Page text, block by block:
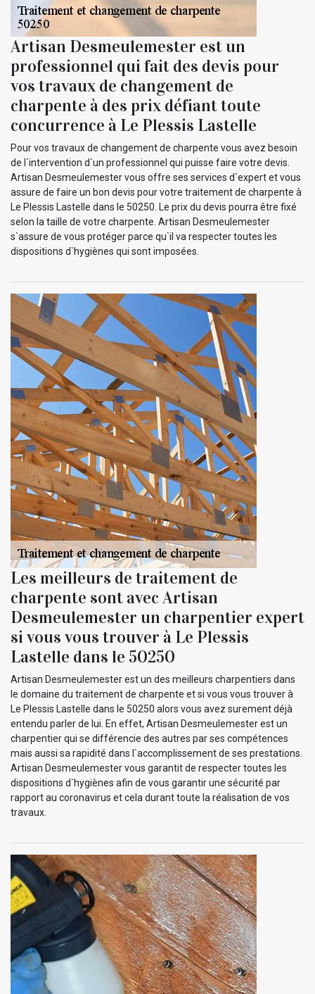
Artisan Desmeulemester est un
professionnel qui fait des devis pour
vos travaux de changement de
charpente à des prix défiant toute
concurrence à Le Plessis Lastelle
Pour vos travaux de changement de charpente vous avez besoin
de l`intervention d`un professionnel qui puisse faire votre devis.
Artisan Desmeulemester vous offre ses services d`expert et vous
assure de faire un bon devis pour votre traitement de charpente à
Le Plessis Lastelle dans le 50250. Le prix du devis pourra être fixé
selon la taille de votre charpente. Artisan Desmeulemester
s`assure de vous protéger parce qu`il va respecter toutes les
dispositions d`hygiènes qui sont imposées.
Les meilleurs de traitement de
charpente sont avec Artisan
Desmeulemester un charpentier expert
si vous vous trouver à Le Plessis
Lastelle dans le 50250
Artisan Desmeulemester est un des meilleurs charpentiers dans
le domaine du traitement de charpente et si vous vous trouver à
Le Plessis Lastelle dans le 50250 alors vous avez surement déjà
entendu parler de lui. En effet, Artisan Desmeulemester est un
charpentier qui se différencie des autres par ses compétences
mais aussi sa rapidité dans l`accomplissement de ses prestations.
Artisan Desmeulemester vous garantit de respecter toutes les
dispositions d`hygiènes afin de vous garantir une sécurité par
rapport au coronavirus et cela durant toute la réalisation de vos
travaux.